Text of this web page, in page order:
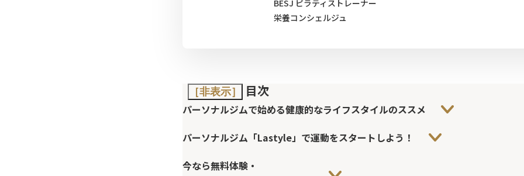
BESJ ピラティストレーナー
栄養コンシェルジュ
［非表示］ 目次
パーソナルジムで始める健康的なライフスタイルのススメ
パーソナルジム「Lastyle」で運動をスタートしよう！
今なら無料体験・